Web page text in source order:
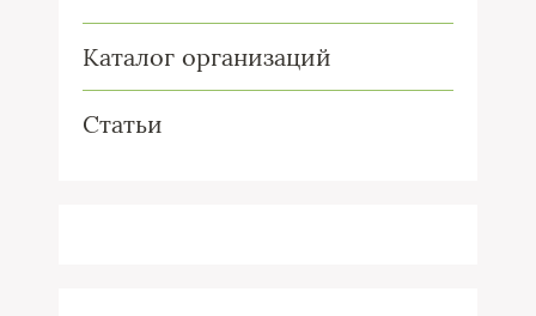
Каталог организаций
Статьи